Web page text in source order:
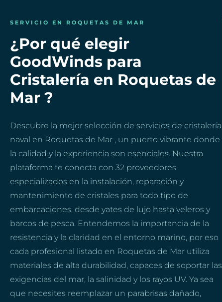
SERVICIO EN ROQUETAS DE MAR
¿Por qué elegir
GoodWinds para
Cristalería en Roquetas de
Mar ?
Descubre la mejor selección de servicios de cristalería
naval en Roquetas de Mar , un puerto vibrante donde
la calidad y la experiencia son esenciales. Nuestra
plataforma te conecta con 32 proveedores
especializados en la instalación, reparación y
mantenimiento de cristales para todo tipo de
embarcaciones, desde yates de lujo hasta veleros y
barcos de pesca. Entendemos la importancia de la
resistencia y la claridad en el entorno marino, por eso
cada profesional listado en Roquetas de Mar utiliza
materiales de alta durabilidad, capaces de soportar las
exigencias del mar, la salinidad y los rayos UV. Ya sea
que necesites reemplazar un parabrisas dañado,